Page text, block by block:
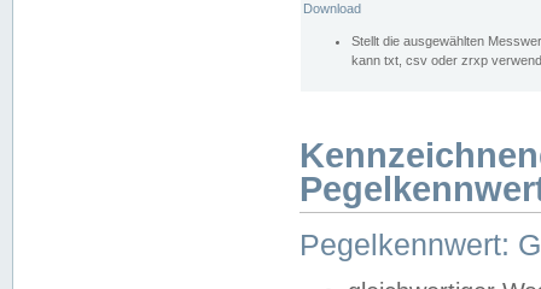
Download
Stellt die ausgewählten
kann txt, csv oder zrxp
Pegelkennwert: